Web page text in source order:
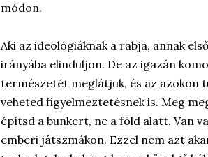
módon.
Aki az ideológiáknak a rabja, annak
irányába elinduljon. De az igazán
természetét meglátjuk, és az azokon
veheted figyelmeztetésnek is. Meg
építsd a bunkert, ne a föld alatt. Van
emberi játszmákon. Ezzel nem azt